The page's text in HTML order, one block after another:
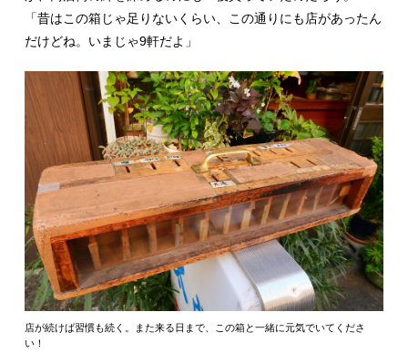
「昔はこの箱じゃ足りないくらい、この通りにも店があったん
だけどね。いまじゃ9軒だよ」
店が続けば習慣も続く。また来る日まで、この箱と一緒に元気でいてくださ
い！